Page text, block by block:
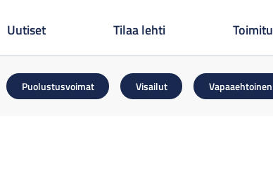
Uutiset Tilaa lehti
Puolustusvoimat Visailut